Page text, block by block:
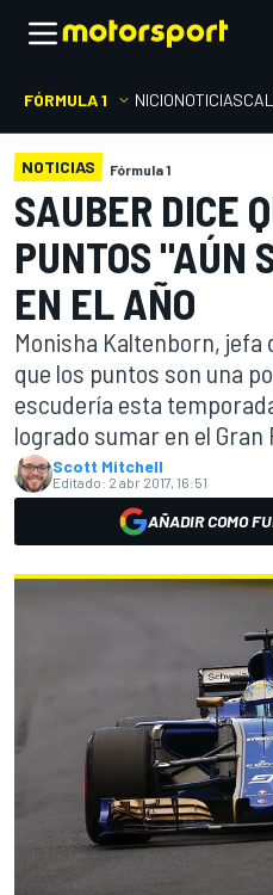
FÓRMULA 1 INICIONOTICIAS
NOTICIAS Fórmula 1
SAUBER DICE
PUNTOS "AÚN
EN EL AÑO
Monisha Kaltenborn, jefa
que los puntos son una
escudería esta
logrado sumar en el Gran
Scott Mitchell
Editado: 2 abr 2017, 16:51
AÑADIR COMO